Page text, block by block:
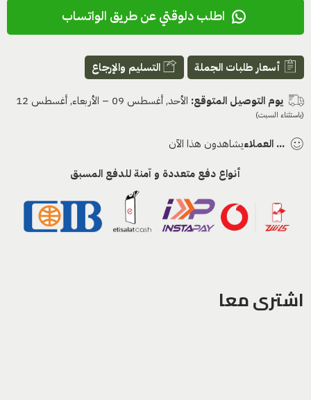
اطلب دلوقتي عن طريق الواتساب
أسعار طلبات الجملة التسليم والإرجاع
يوم التوصيل المتوقع: الأحد, أغسطس 09 – الأربعاء, أغسطس 12
(باستثناء السبت)
... العملاءيشاهدون هذا الآن
أنواع دفع متعددة و آمنة للدفع المسبق
اشترى معا